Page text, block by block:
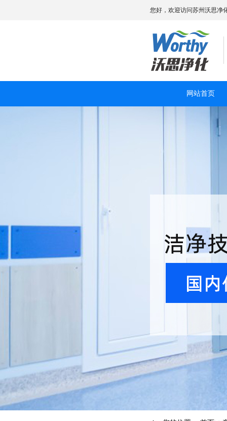
您好，欢迎访问苏州沃思净
网站首页